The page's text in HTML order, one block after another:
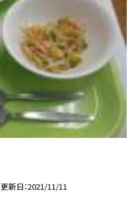
更新日 2021/11/11